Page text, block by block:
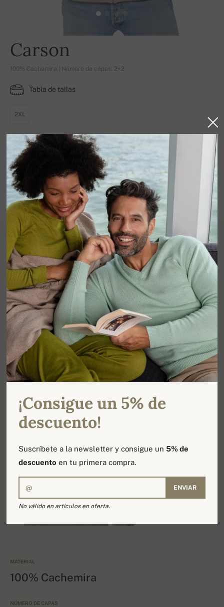
Carson
100% Cachemira | Número de capas: 2+2
Tabla de tallas
2XL
COLORES DISPONIBLES
Detalle del producto
100% cachemira, 2+2 capas.
Jersey bicolor con cremallera y gorro, reversible.
2 grandes bolsillos muy deportivo. Un modelo que
sencillamente, ¡tiene que tener!
Canalé de 1 cm 2x2 en bajo y puños.
Corte recto.
MATERIAL
100% Cachemira
NÚMERO DE CAPAS
¡Consigue un 5% de
descuento!
Suscríbete a la newsletter y consigue un5% de
descuento en tu primera compra.
ENVIAR
No válido en artículos en oferta.